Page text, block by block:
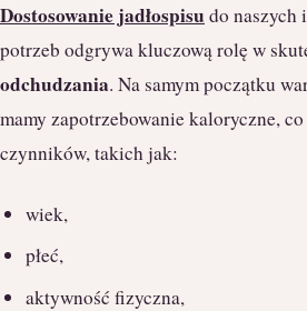
Dostosowanie jadłospisudo naszych
potrzeb odgrywa kluczową rolę w
odchudzania. Na samym początku
mamy zapotrzebowanie kaloryczne,
czynników, takich jak:
wiek,
płeć,
aktywność fizyczna,